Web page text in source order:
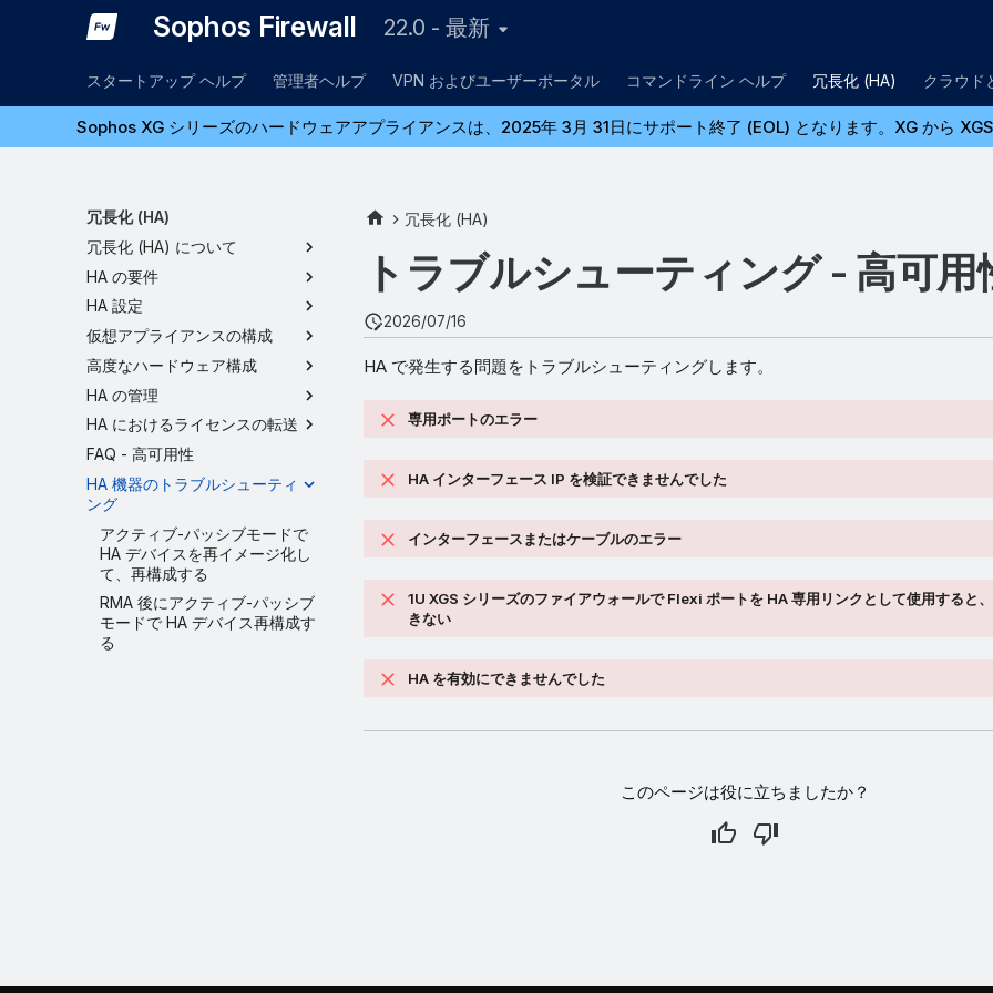
Sophos Firewall 22.0 - 最新
スタートアップ ヘルプ 管理者ヘルプ VPN およびユーザーポータル コマンドライン ヘルプ 冗長化 (HA) クラウド
Sophos XG シリーズのハードウェアアプライアンスは、2025年 3月 31日にサポート終了 (EOL) となります。XG から
冗長化 (HA)
冗長化 (HA) について
HA の要件
HA 設定
仮想アプライアンスの構成
高度なハードウェア構成
HA の管理
HA におけるライセンスの転送
FAQ - 高可用性
HA 機器のトラブルシューティ
ング
アクティブ-パッシブモードで
HA デバイスを再イメージ化し
て、再構成する
RMA 後にアクティブ-パッシブ
モードで HA デバイス再構成す
る
冗長化 (HA)
トラブルシューティング - 高可用
2026/07/16
HA で発生する問題をトラブルシューティングします。
専用ポートのエラー
HA インターフェース IP を検証できませんでした
インターフェースまたはケーブルのエラー
1U XGS シリーズのファイアウォールで Flexi ポートを HA 専用リンクとして使用すると
きない
HA を有効にできませんでした
このページは役に立ちましたか？